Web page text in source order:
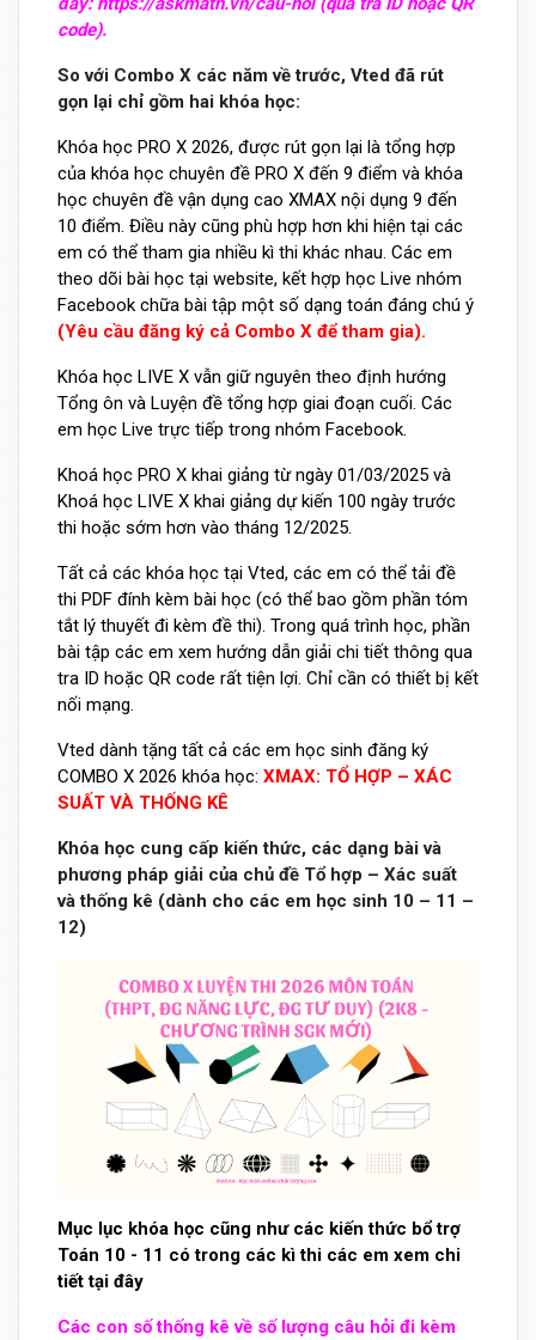
code).
So với Combo X các năm về trước, Vted đã rút
gọn lại chỉ gồm hai khóa học:
Khóa học PRO X 2026, được rút gọn lại là tổng hợp
của khóa học chuyên đề PRO X đến 9 điểm và khóa
học chuyên đề vận dụng cao XMAX nội dụng 9 đến
10 điểm. Điều này cũng phù hợp hơn khi hiện tại các
em có thể tham gia nhiều kì thi khác nhau. Các em
theo dõi bài học tại website, kết hợp học Live nhóm
Facebook chữa bài tập một số dạng toán đáng chú ý
(Yêu cầu đăng ký cả Combo X để tham gia).
Khóa học LIVE X vẫn giữ nguyên theo định hướng
Tổng ôn và Luyện đề tổng hợp giai đoạn cuối. Các
em học Live trực tiếp trong nhóm Facebook.
Khoá học PRO X khai giảng từ ngày 01/03/2025 và
Khoá học LIVE X khai giảng dự kiến 100 ngày trước
thi hoặc sớm hơn vào tháng 12/2025.
Tất cả các khóa học tại Vted, các em có thể tải đề
thi PDF đính kèm bài học (có thể bao gồm phần tóm
tắt lý thuyết đi kèm đề thi). Trong quá trình học, phần
bài tập các em xem hướng dẫn giải chi tiết thông qua
tra ID hoặc QR code rất tiện lợi. Chỉ cần có thiết bị kết
nối mạng.
Vted dành tặng tất cả các em học sinh đăng ký
COMBO X 2026 khóa học: XMAX: TỔ HỢP – XÁC
SUẤT VÀ THỐNG KÊ
Khóa học cung cấp kiến thức, các dạng bài và
phương pháp giải của chủ đề Tổ hợp – Xác suất
và thống kê (dành cho các em học sinh 10 – 11 –
12)
Mục lục khóa học cũng như các kiến thức bổ trợ
Toán 10 - 11 có trong các kì thi các em xem chi
tiếttại đây
Các con số thống kê về số lượng câu hỏi đi kèm